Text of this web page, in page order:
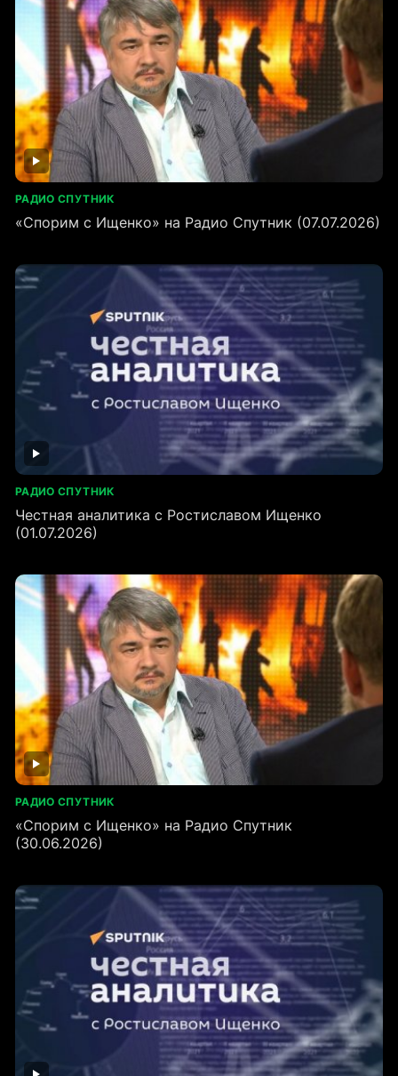
РАДИО СПУТНИК
«Спорим с Ищенко» на Радио Спутник (07.07.2026)
РАДИО СПУТНИК
Честная аналитика с Ростиславом Ищенко
(01.07.2026)
РАДИО СПУТНИК
«Спорим с Ищенко» на Радио Спутник
(30.06.2026)